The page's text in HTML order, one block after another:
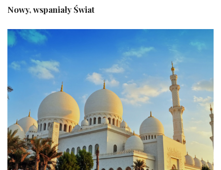
Nowy, wspaniały Świat